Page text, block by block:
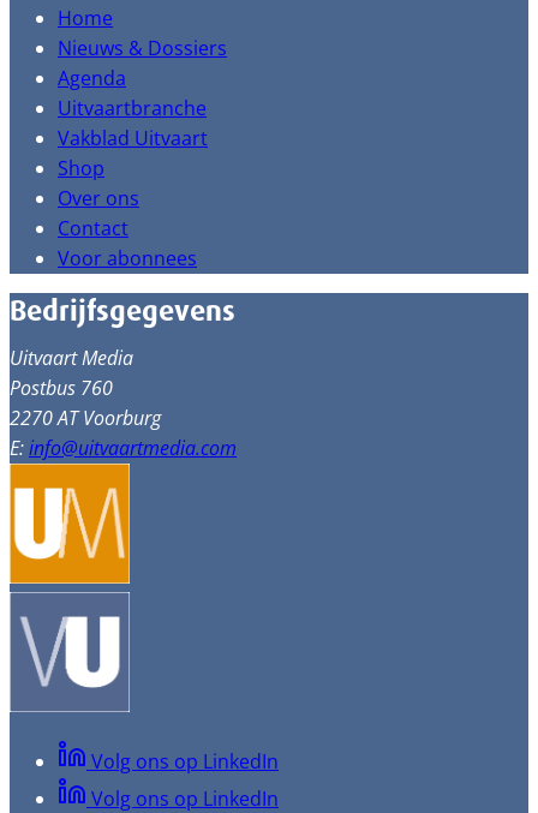
Home
Nieuws & Dossiers
Agenda
Uitvaartbranche
Vakblad Uitvaart
Shop
Over ons
Contact
Voor abonnees
Bedrijfsgegevens
Uitvaart Media
Postbus 760
2270 AT Voorburg
E:info@uitvaartmedia.com
Volg ons op LinkedIn
Volg ons op LinkedIn